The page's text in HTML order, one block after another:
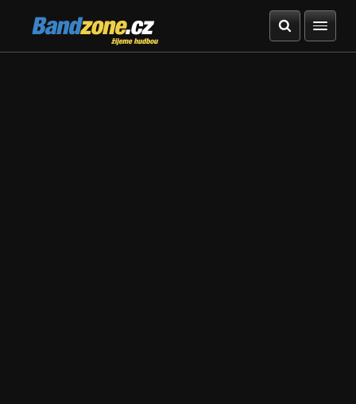
Bandzone.cz
žijeme hudbou